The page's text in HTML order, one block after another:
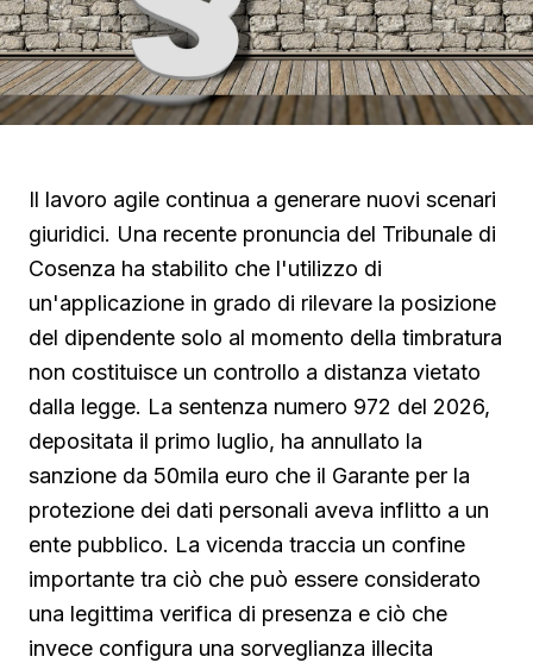
Il lavoro agile continua a generare nuovi scenari
giuridici. Una recente pronuncia del Tribunale di
Cosenza ha stabilito che l'utilizzo di
un'applicazione in grado di rilevare la posizione
del dipendente solo al momento della timbratura
non costituisce un controllo a distanza vietato
dalla legge. La sentenza numero 972 del 2026,
depositata il primo luglio, ha annullato la
sanzione da 50mila euro che il Garante per la
protezione dei dati personali aveva inflitto a un
ente pubblico. La vicenda traccia un confine
importante tra ciò che può essere considerato
una legittima verifica di presenza e ciò che
invece configura una sorveglianza illecita